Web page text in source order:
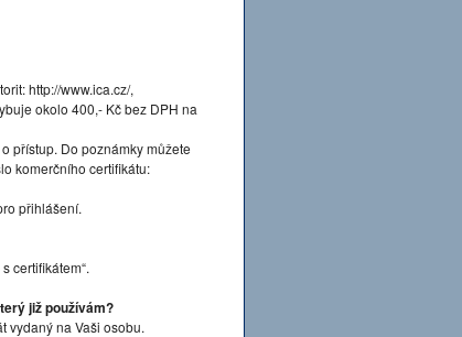
http://www.ica.cz/,
okolo 400,- Kč bez DPH na
přístup. Do poznámky můžete
komerčního certifikátu:
přihlášení.
certifikátem“.
již používám?
vydaný na Vaši osobu.